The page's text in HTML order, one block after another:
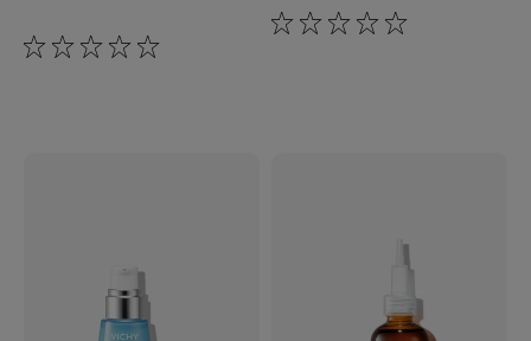
0/5
0/5